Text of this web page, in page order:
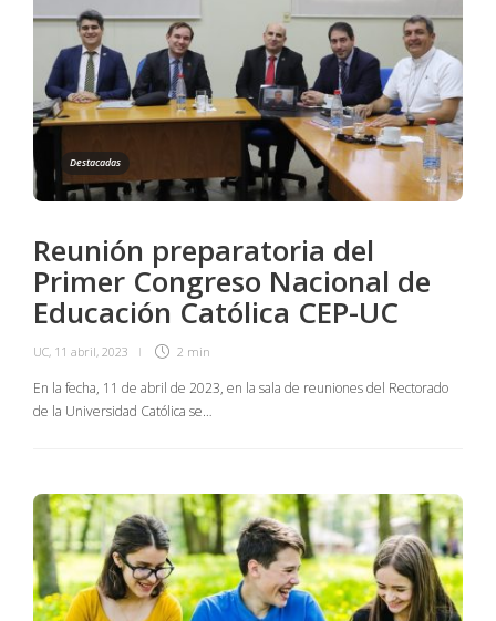
Destacadas
Reunión preparatoria del
Primer Congreso Nacional de
Educación Católica CEP-UC
UC, 11 abril, 2023 2 min
En la fecha, 11 de abril de 2023, en la sala de reuniones del Rectorado
de la Universidad Católica se…